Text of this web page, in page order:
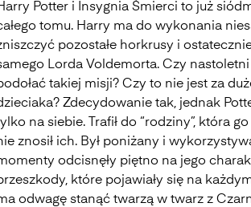
Potter i Insygnia Śmierci to już
tomu. Harry ma do wykonania
pozostałe horkrusy i
Lorda Voldemorta. Czy
takiej misji? Czy to nie jest za
Zdecydowanie tak, jednak
na siebie. Trafił do “rodziny”, która
znosił ich. Był poniżany i
odcisnęły piętno na jego
które pojawiały się na
odwagę stanąć twarzą w twarz z